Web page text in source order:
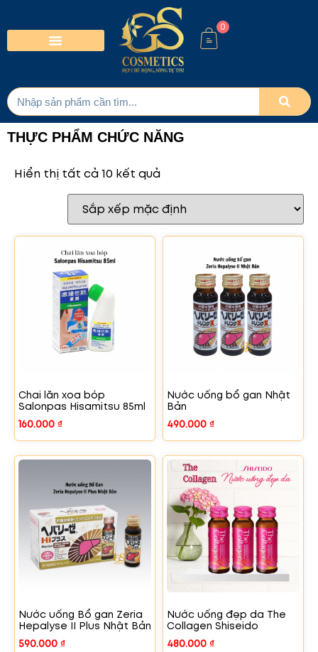
0
THỰC PHẨM CHỨC NĂNG
Hiển thị tất cả 10 kết quả
Chai lăn xoa bóp
Salonpas Hisamitsu 85ml
160.000 ₫
Nước uống bổ gan Nhật
Bản
490.000 ₫
Nước uống Bổ gan Zeria
Hepalyse II Plus Nhật Bản
590.000 ₫
Nước uống đẹp da The
Collagen Shiseido
480.000 ₫